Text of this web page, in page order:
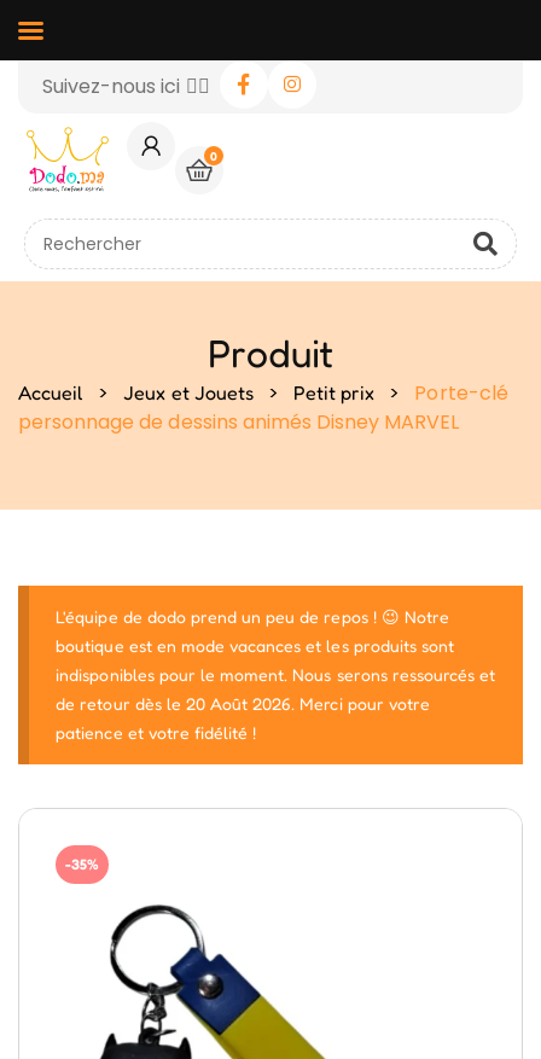
Suivez-nous ici 👉🏻
0
Produit
Accueil > Jeux et Jouets > Petit prix >
Porte-clé
personnage de dessins animés Disney MARVEL
L'équipe de dodo prend un peu de repos ! 😉 Notre
boutique est en mode vacances et les produits sont
indisponibles pour le moment. Nous serons ressourcés et
de retour dès le 20 Août 2026. Merci pour votre
patience et votre fidélité !
-35%